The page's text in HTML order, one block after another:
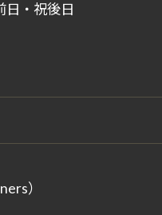
日・祝後日
）